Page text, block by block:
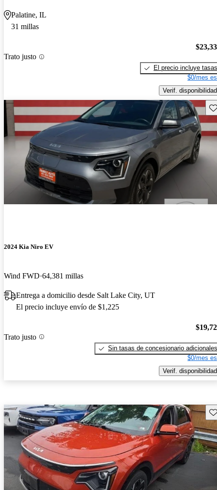
Palatine, IL
31 millas
Trato justo
El precio incluye tasas
$0/mes
Verif. disponibilidad
2024 Kia Niro EV
Wind FWD 64,381 millas
Entrega a domicilio desde Salt Lake City, UT
El precio incluye envío de $1,225
Trato justo
Sin tasas de concesionario adicionales
$0/mes
Verif. disponibilidad